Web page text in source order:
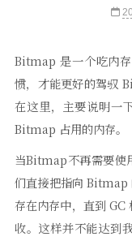
分类
Bitmap 是一个吃内
惯，才能更好的驾驭
在这里，主要说明一
Bitmap 占用的内存。
当Bitmap不再需要使
们直接把指向
存在内存中，直到
收。这样并不能达到